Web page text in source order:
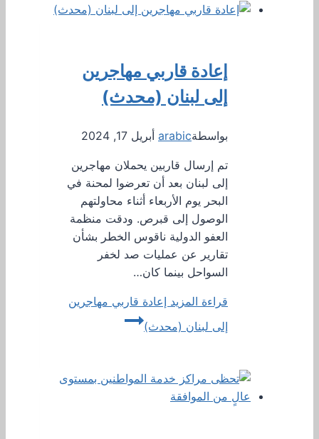
إعادة قاربي مهاجرين
إلى لبنان (محدث)
بواسطةarabic أبريل 17, 2024
تم إرسال قاربين يحملان مهاجرين
إلى لبنان بعد أن تعرضوا لمحنة في
البحر يوم الأربعاء أثناء محاولتهم
الوصول إلى قبرص. ودقت منظمة
العفو الدولية ناقوس الخطر بشأن
تقارير عن عمليات صد لخفر
السواحل بينما كان…
قراءة المزيد إعادة قاربي مهاجرين
إلى لبنان (محدث)